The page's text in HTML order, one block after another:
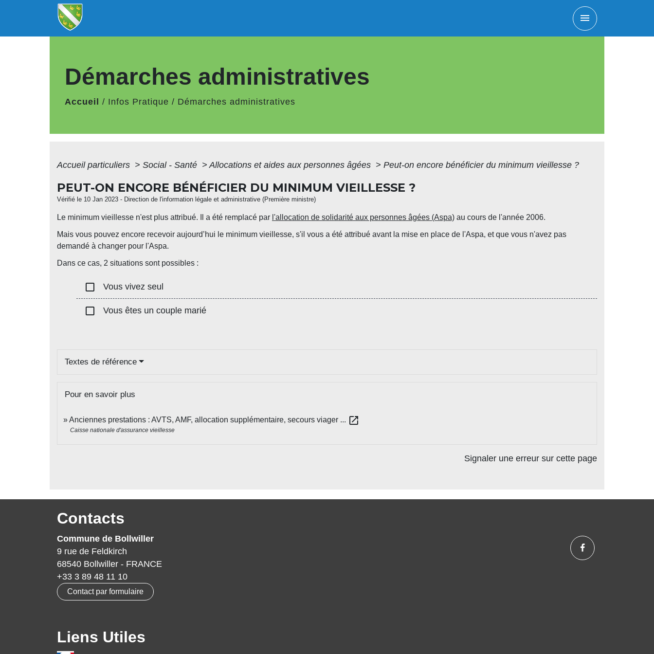
menu
Démarches administratives
Accueil / Infos Pratique / Démarches administratives
Accueil particuliers > Social - Santé > Allocations et aides aux personnes âgées > Peut-on encore bénéficier du minimum vieillesse ?
PEUT-ON ENCORE BÉNÉFICIER DU MINIMUM VIEILLESSE ?
Vérifié le 10 Jan 2023 - Direction de l'information légale et administrative (Première ministre)
Le minimum vieillesse n'est plus attribué. Il a été remplacé par l'allocation de solidarité aux personnes âgées (Aspa) au cours de l'année 2006.
Mais vous pouvez encore recevoir aujourd’hui le minimum vieillesse, s'il vous a été attribué avant la mise en place de l'Aspa, et que vous n'avez pas
demandé à changer pour l'Aspa.
Dans ce cas, 2 situations sont possibles :
check_box_outline_blank Vous vivez seul
check_box_outline_blank Vous êtes un couple marié
Textes de référence
Pour en savoir plus
Anciennes prestations : AVTS, AMF, allocation supplémentaire, secours viager ... open_in_new
Caisse nationale d'assurance vieillesse
Signaler une erreur sur cette page
Contacts
Commune de Bollwiller
9 rue de Feldkirch
68540 Bollwiller - FRANCE
+33 3 89 48 11 10
Contact par formulaire
Liens Utiles